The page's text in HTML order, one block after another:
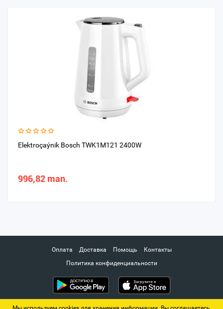
Elektroçaýnik Bosch TWK1M121 2400W
996,82 man.
Оплата Доставка Помощь
Контакты
Политика конфиденциальности